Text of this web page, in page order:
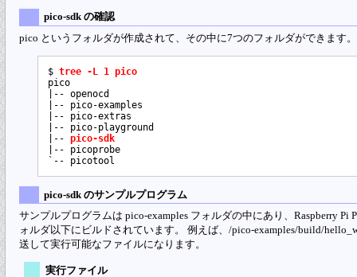
pico-sdk の確認
pico というフォルダが作成されて、その中に7つのフォルダができます。
$ tree -L 1 pico
pico
|-- openocd
|-- pico-examples
|-- pico-extras
|-- pico-playground
|-- pico-sdk
|-- picoprobe
pico-sdk のサンプルプログラム
サンプルプログラムは pico-examples フォルダの中にあり、Raspberry
ォルダ以下にビルドされています。 例えば、/pico-examples/build/
送して実行可能なファイルになります。
実行ファイル